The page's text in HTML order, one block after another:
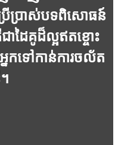
ប្រាស់បទពិសោធន៍
ដៃគូដ៏ល្អឥតខ្ចោះ
អ្នកទៅកាន់ការចល័ត